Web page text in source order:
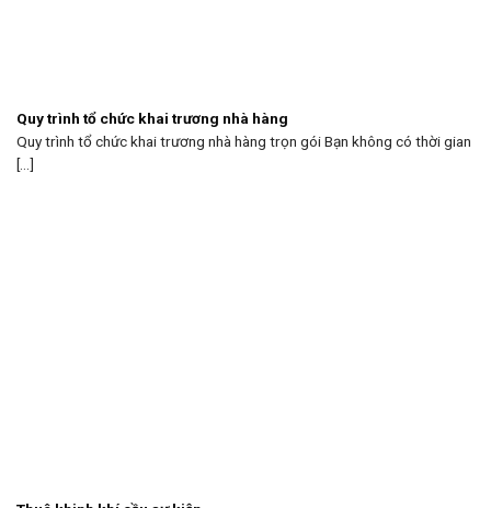
Quy trình tổ chức khai trương nhà hàng
Quy trình tổ chức khai trương nhà hàng trọn gói Bạn không có thời gian
[...]